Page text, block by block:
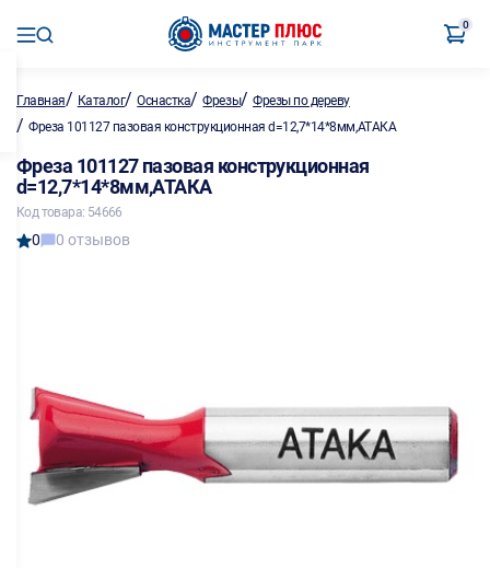
0
Главная/ Каталог/Оснастка/Фрезы/Фрезы по дереву
/ Фреза 101127 пазовая конструкционная d=12,7*14*8мм,АТАКА
Фреза 101127 пазовая конструкционная
d=12,7*14*8мм,АТАКА
Код товара: 54666
0 0 отзывов